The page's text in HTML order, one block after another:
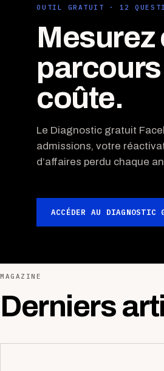
OUTIL GRATUIT · 12
Mesurez
coûte.
Le Diagnostic gratuit
admissions, votre
d’affaires perdu chaque
ACCÉDER AU DIAGNOSTIC
MAGAZINE
Derniers